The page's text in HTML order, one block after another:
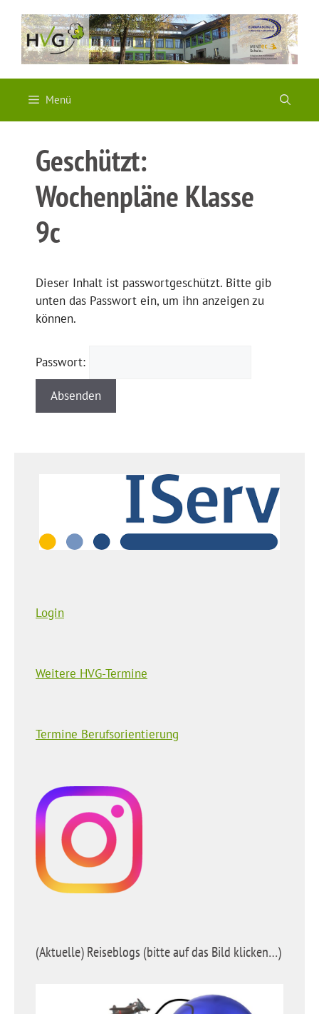
Inhalt
springen
Menü
Geschützt:
Wochenpläne Klasse
9c
Dieser Inhalt ist passwortgeschützt. Bitte gib
unten das Passwort ein, um ihn anzeigen zu
können.
Passwort:
Login
Weitere HVG-Termine
Termine Berufsorientierung
(Aktuelle) Reiseblogs (bitte auf das Bild klicken…)